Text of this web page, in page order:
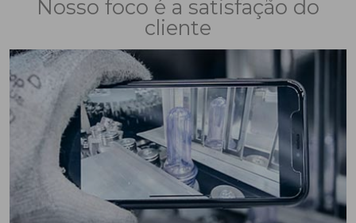
Nosso foco é a satisfação do
cliente